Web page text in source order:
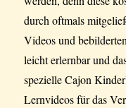
durch oftmals
Videos und
leicht erlernbar und
spezielle Cajon
Lernvideos für das